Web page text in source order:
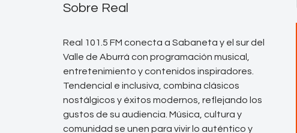
Sobre Real
Real 101.5 FM conecta a Sabaneta y el sur del
Valle de Aburrá con programación musical,
entretenimiento y contenidos inspiradores.
Tendencial e inclusiva, combina clásicos
nostálgicos y éxitos modernos, reflejando los
gustos de su audiencia. Música, cultura y
comunidad se unen para vivir lo auténtico y